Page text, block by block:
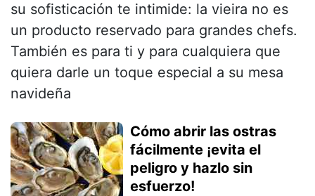
su sofisticación te intimide: la vieira no es
un producto reservado para grandes chefs.
También es para ti y para cualquiera que
quiera darle un toque especial a su mesa
navideña
Cómo abrir las ostras
fácilmente ¡evita el
peligro y hazlo sin
esfuerzo!